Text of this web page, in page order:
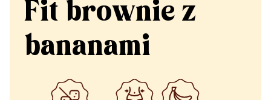
Fit brownie z
bananami